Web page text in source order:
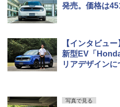
発売。価格は
【インタビュ
新型EV「
リアデザイン
写真で見る